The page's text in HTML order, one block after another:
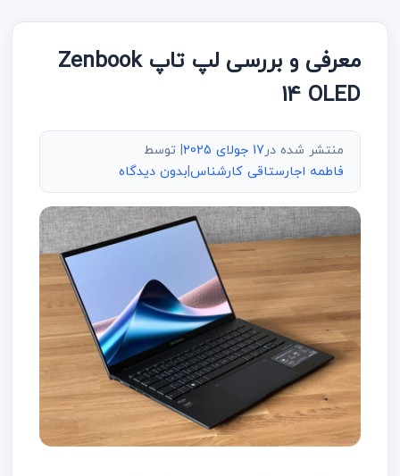
معرفی و بررسی لپ تاپ Zenbook
14 OLED
منتشر شده در17 جولای 2025
| توسط
فاطمه اجارستاقی کارشناس|بدون دیدگاه